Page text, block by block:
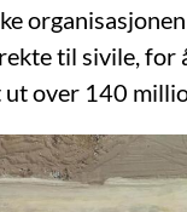
til sivile, for
ut over 140